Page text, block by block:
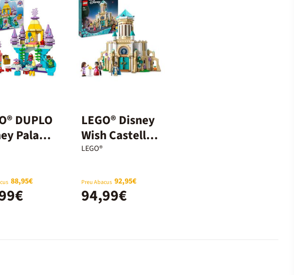
DUPLO
Palau
Màgic
88,95€
LEGO® Disney
Wish Castell
del Rei
43224
LEGO®
Preu Abacus 92,95€
94,99€